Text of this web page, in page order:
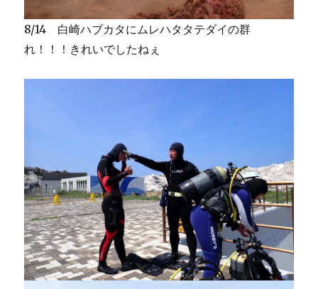
8/14 白崎ハブカタにムレハタタテダイの群
れ！！！きれいでしたねぇ